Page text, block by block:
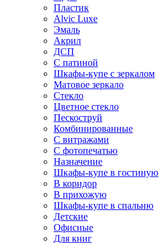
Пластик
Alvic Luxe
Эмаль
Акрил
ДСП
С патиной
Шкафы-купе с зеркалом
Матовое зеркало
Стекло
Цветное стекло
Пескоструй
Комбинированные
С витражами
С фотопечатью
Назначение
Шкафы-купе в гостиную
В коридор
В прихожую
Шкафы-купе в спальню
Детские
Офисные
Для книг